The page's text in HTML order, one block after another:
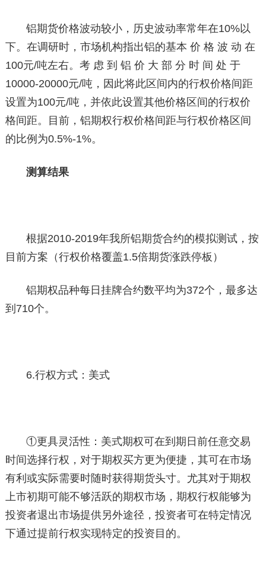
铝期货价格波动较小，历史波动率常年在10%以
下。在调研时，市场机构指出铝的基本 价 格 波 动 在
100元/吨左右。考 虑 到 铝 价 大 部 分 时 间 处 于
10000-20000元/吨，因此将此区间内的行权价格间距
设置为100元/吨，并依此设置其他价格区间的行权价
格间距。目前，铝期权行权价格间距与行权价格区间
的比例为0.5%-1%。
测算结果
根据2010-2019年我所铝期货合约的模拟测试，按
目前方案（行权价格覆盖1.5倍期货涨跌停板）
铝期权品种每日挂牌合约数平均为372个，最多达
到710个。
6.行权方式：美式
①更具灵活性：美式期权可在到期日前任意交易
时间选择行权，对于期权买方更为便捷，其可在市场
有利或实际需要时随时获得期货头寸。尤其对于期权
上市初期可能不够活跃的期权市场，期权行权能够为
投资者退出市场提供另外途径，投资者可在特定情况
下通过提前行权实现特定的投资目的。